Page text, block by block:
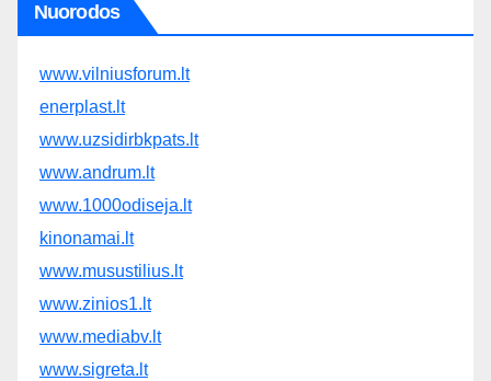
Nuorodos
www.vilniusforum.lt
enerplast.lt
www.uzsidirbkpats.lt
www.andrum.lt
www.1000odiseja.lt
kinonamai.lt
www.musustilius.lt
www.zinios1.lt
www.mediabv.lt
www.sigreta.lt